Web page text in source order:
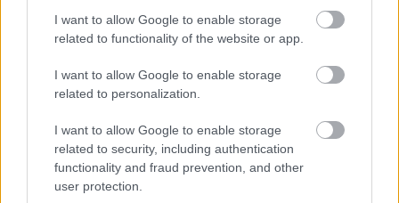
I want to allow Google to enable storage
related to functionality of the website or app.
I want to allow Google to enable storage
related to personalization.
I want to allow Google to enable storage
related to security, including authentication
functionality and fraud prevention, and other
user protection.
#tiktok #privát üzenet